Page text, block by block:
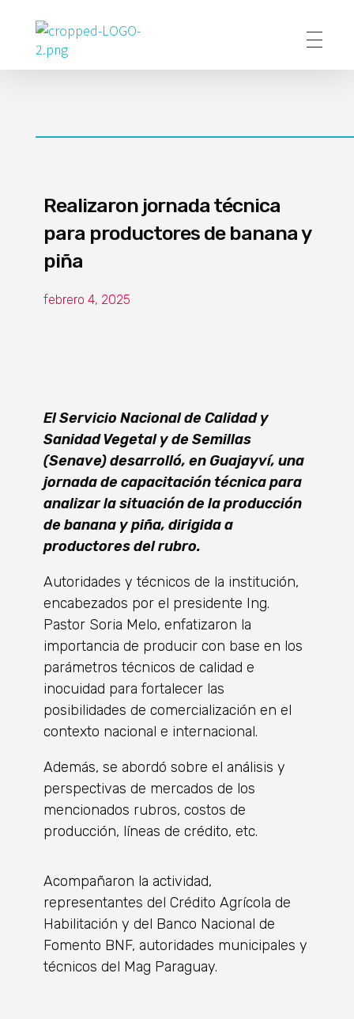
Poder Agropecuario
Realizaron jornada técnica
para productores de banana y
piña
febrero 4, 2025
El Servicio Nacional de Calidad y
Sanidad Vegetal y de Semillas
(Senave) desarrolló, en Guajayví, una
jornada de capacitación técnica para
analizar la situación de la producción
de banana y piña, dirigida a
productores del rubro.
Autoridades y técnicos de la institución,
encabezados por el presidente Ing.
Pastor Soria Melo, enfatizaron la
importancia de producir con base en los
parámetros técnicos de calidad e
inocuidad para fortalecer las
posibilidades de comercialización en el
contexto nacional e internacional.
Además, se abordó sobre el análisis y
perspectivas de mercados de los
mencionados rubros, costos de
producción, líneas de crédito, etc.
Acompañaron la actividad,
representantes del Crédito Agrícola de
Habilitación y del Banco Nacional de
Fomento BNF, autoridades municipales y
técnicos del Mag Paraguay.